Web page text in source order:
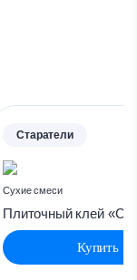
Старатели
Сухие смеси
Плиточный клей
Купить